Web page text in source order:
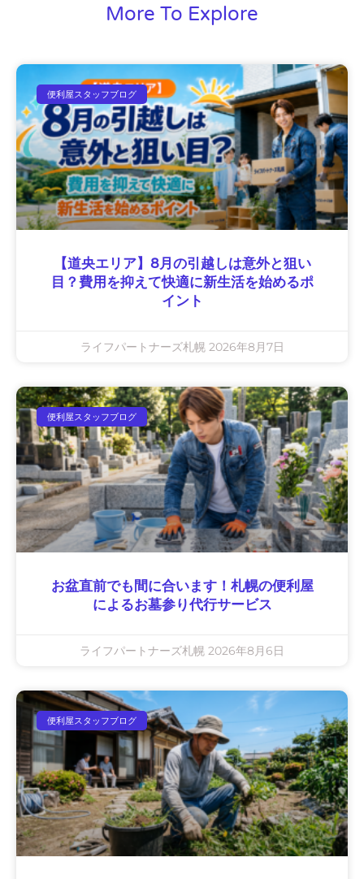
More To Explore
便利屋スタッフブログ
【道央エリア】8月の引越しは意外と狙い
目？費用を抑えて快適に新生活を始めるポ
イント
ライフパートナーズ札幌 2026年8月7日
便利屋スタッフブログ
お盆直前でも間に合います！札幌の便利屋
によるお墓参り代行サービス
ライフパートナーズ札幌 2026年8月6日
便利屋スタッフブログ